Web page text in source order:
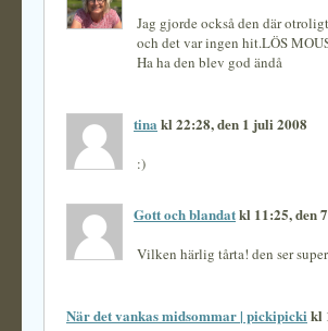
Jag gjorde också den där
och det var ingen hit.LÖS
Ha ha den blev god ändå
tina kl 22:28, den 1 juli 2008
:)
Gott och blandatkl 11:25, den
Vilken härlig tårta! den ser
När det vankas midsommar | pickipicki kl